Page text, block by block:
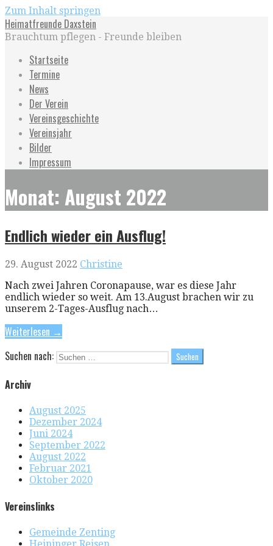
Zum Inhalt springen
Heimatfreunde Daxstein
Brauchtum pflegen - Freunde bleiben
Startseite
Termine
News
Der Verein
Vereinsgeschichte
Vereinsjahr
Bilder
Impressum
Monat: August 2022
Endlich wieder ein Ausflug!
29. August 2022 Christine
Nach zwei Jahren Coronapause, war es diese Jahr
endlich wieder so weit. Am 13.August brachen wir zu
unserem 2-Tages-Ausflug nach…
Weiterlesen →
Suchen nach:
Archiv
August 2025
Dezember 2024
Juni 2024
September 2022
August 2022
Februar 2021
Oktober 2020
Vereinslinks
Gemeinde Zenting